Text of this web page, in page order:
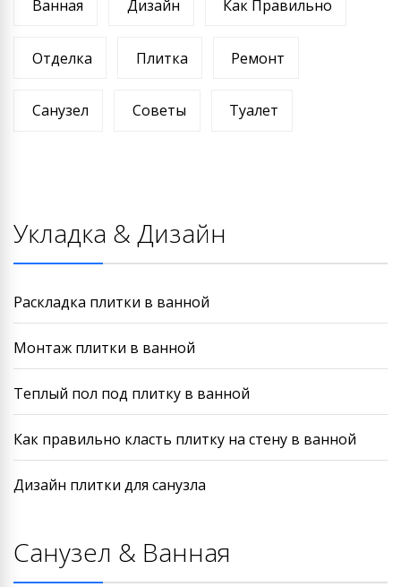
Ванная Дизайн Как Правильно
Отделка Плитка Ремонт
Санузел Советы Туалет
Укладка & Дизайн
Раскладка плитки в ванной
Монтаж плитки в ванной
Теплый пол под плитку в ванной
Как правильно класть плитку на стену в ванной
Дизайн плитки для санузла
Санузел & Ванная